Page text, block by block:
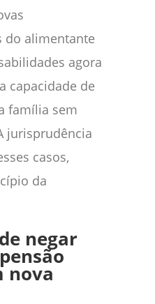
do alimentante
agora
capacidade de
família sem
jurisprudência
casos,
da
negar
nova